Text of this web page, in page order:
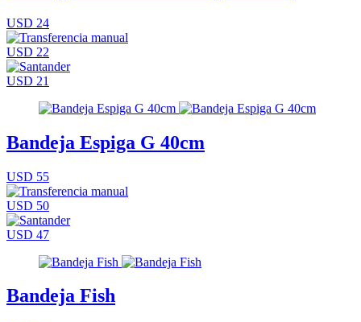
USD 24
USD 22
USD 21
Bandeja Espiga G 40cm
USD 55
USD 50
USD 47
Bandeja Fish